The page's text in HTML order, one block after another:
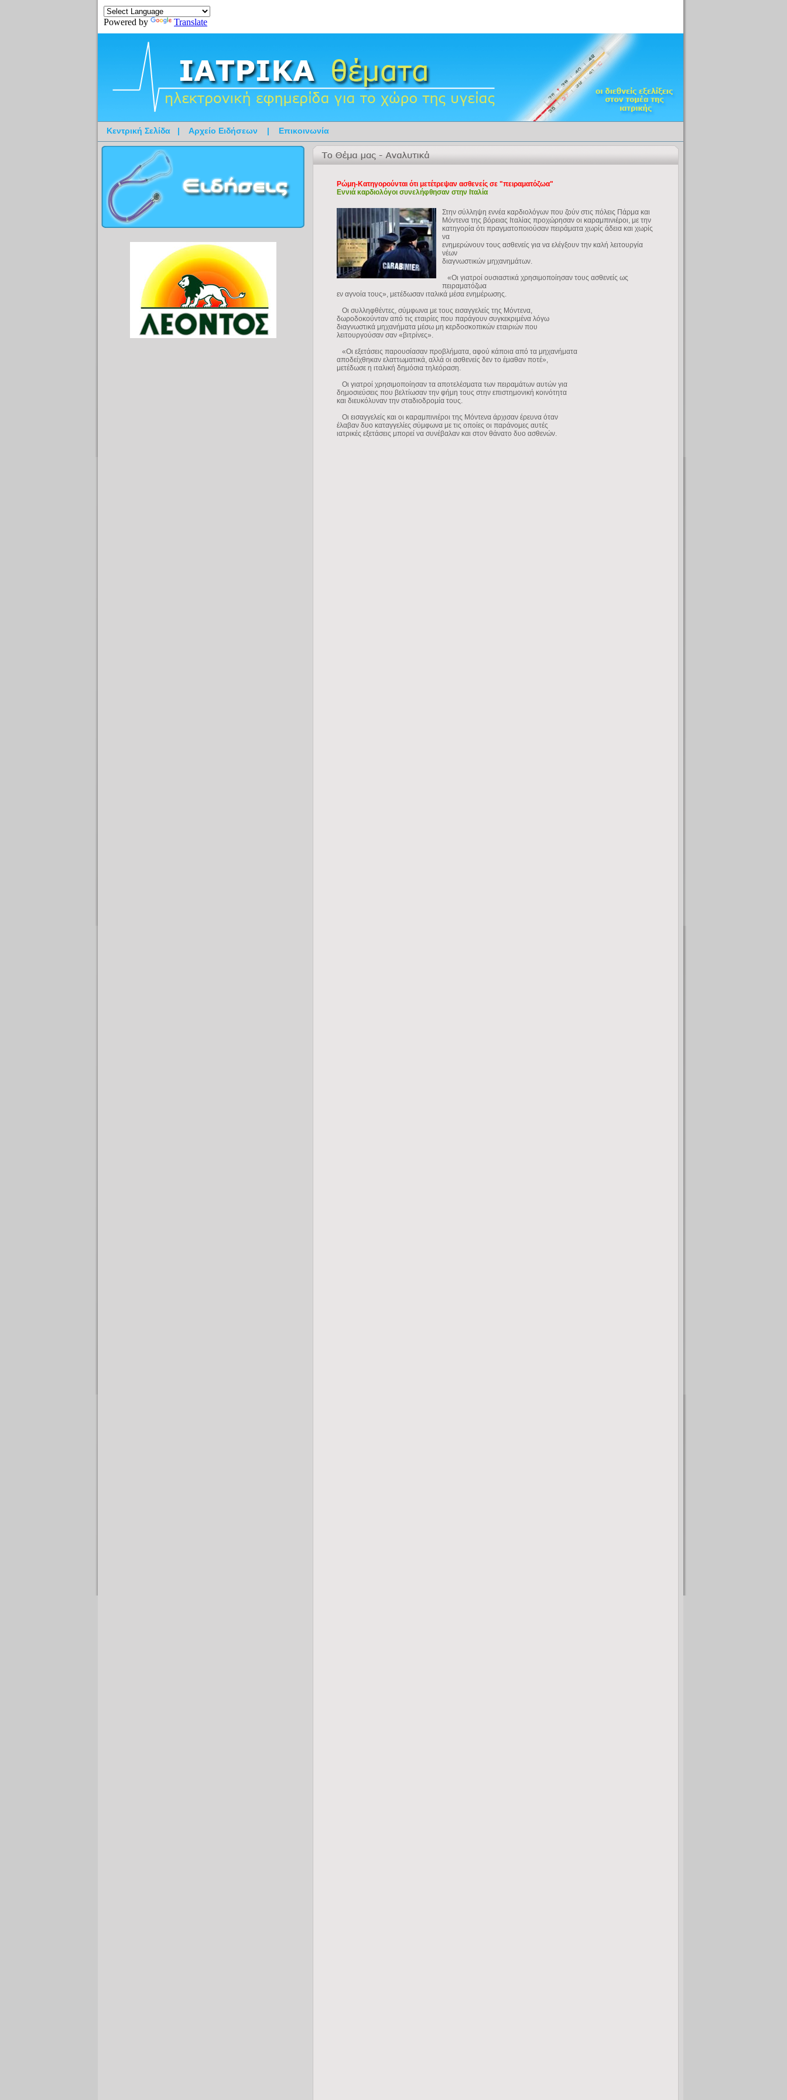
Powered by Translate
Κεντρική Σελίδα | Αρχείο Ειδήσεων | Επικοινωνία
Ρώμη-Κατηγορούνται ότι μετέτρεψαν ασθενείς σε "πειραματόζωα"
Εννιά καρδιολόγοι συνελήφθησαν στην Ιταλία
Στην σύλληψη εννέα καρδιολόγων που ζούν στις πόλεις Πάρμα και
Μόντενα της βόρειας Ιταλίας προχώρησαν οι καραμπινιέροι, με την
κατηγορία ότι πραγματοποιούσαν πειράματα χωρίς άδεια και χωρίς
να
ενημερώνουν τους ασθενείς για να ελέγξουν την καλή λειτουργία
νέων
διαγνωστικών μηχανημάτων.
«Οι γιατροί ουσιαστικά χρησιμοποίησαν τους ασθενείς ως
πειραματόζωα
εν αγνοία τους», μετέδωσαν ιταλικά μέσα ενημέρωσης.
Οι συλληφθέντες, σύμφωνα με τους εισαγγελείς της Μόντενα,
δωροδοκούνταν από τις εταιρίες που παράγουν συγκεκριμένα λόγω
διαγνωστικά μηχανήματα μέσω μη κερδοσκοπικών εταιριών που
λειτουργούσαν σαν «βιτρίνες».
«Οι εξετάσεις παρουσίασαν προβλήματα, αφού κάποια από τα μηχανήματα
αποδείχθηκαν ελαττωματικά, αλλά οι ασθενείς δεν το έμαθαν ποτέ»,
μετέδωσε η ιταλική δημόσια τηλεόραση.
Oι γιατροί χρησιμοποίησαν τα αποτελέσματα των πειραμάτων αυτών για
δημοσιεύσεις που βελτίωσαν την φήμη τους στην επιστημονική κοινότητα
και διευκόλυναν την σταδιοδρομία τους.
Οι εισαγγελείς και οι καραμπινιέροι της Μόντενα άρχισαν έρευνα όταν
έλαβαν δυο καταγγελίες σύμφωνα με τις οποίες οι παράνομες αυτές
ιατρικές εξετάσεις μπορεί να συνέβαλαν και στον θάνατο δυο ασθενών.